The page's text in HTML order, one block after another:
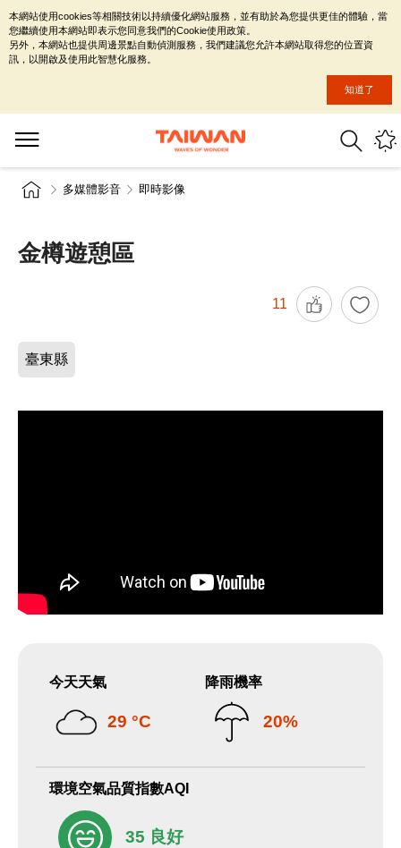
多媒體影音 即時影像
金樽遊憩區
11
臺東縣
今天天氣
29 °C
降雨機率
20%
環境空氣品質指數AQI
35 良好
本網站使用cookies等相關技術以持續優化網站服務，並有助於為您提供更佳的體驗，當
您繼續使用本網站即表示您同意我們的Cookie使用政策。
另外，本網站也提供周邊景點自動偵測服務，我們建議您允許本網站取得您的位置資
訊，以開啟及使用此智慧化服務。
知道了